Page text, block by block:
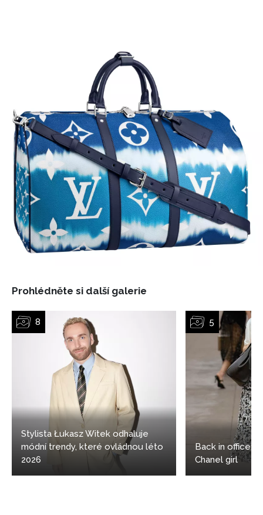
NEWSLETTER
Prohlédněte si další galerie
Stylista Łukasz Witek odhaluje
módní trendy, které ovládnou léto
2026
Back in office:
Chanel girl